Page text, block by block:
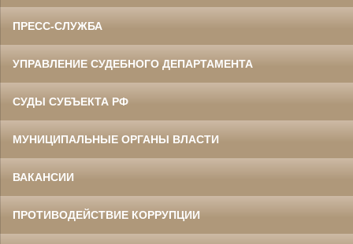
ПРЕСС-СЛУЖБА
УПРАВЛЕНИЕ СУДЕБНОГО ДЕПАРТАМЕНТА
СУДЫ СУБЪЕКТА РФ
МУНИЦИПАЛЬНЫЕ ОРГАНЫ ВЛАСТИ
ВАКАНСИИ
ПРОТИВОДЕЙСТВИЕ КОРРУПЦИИ